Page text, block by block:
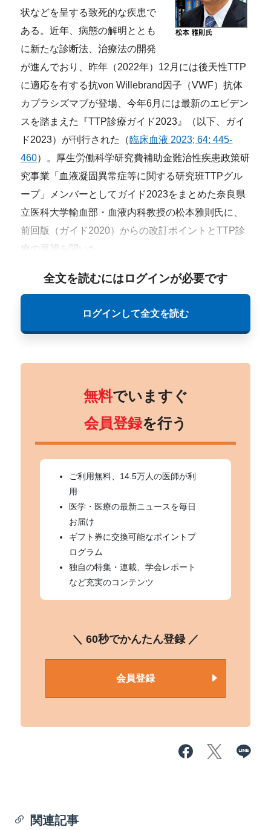
状などを呈する致死的な疾患で
ある。近年、病態の解明ととも
に新たな診断法、治療法の開発
が進んでおり、昨年（2022年）12月には後天性TTP
に適応を有する抗von Willebrand因子（VWF）抗体
カプラシズマブが登場、今年6月には最新のエビデン
スを踏まえた『TTP診療ガイド2023』（以下、ガイ
ド2023）が刊行された（臨床血液 2023; 64: 445-
460）。厚生労働科学研究費補助金難治性疾患政策研
究事業「血液凝固異常症等に関する研究班TTPグル
ープ」メンバーとしてガイド2023をまとめた奈良県
立医科大学輸血部・血液内科教授の松本雅則氏に、
前回版（ガイド2020）からの改訂ポイントとTTP診
療の展望を聞いた。
全文を読むにはログインが必要です
ログインして全文を読む
無料でいますぐ
会員登録を行う
ご利用無料、14.5万人の医師が利
用
医学・医療の最新ニュースを毎日
お届け
ギフト券に交換可能なポイントプ
ログラム
独自の特集・連載、学会レポート
など充実のコンテンツ
＼ 60秒でかんたん登録 ／
会員登録
関連記事